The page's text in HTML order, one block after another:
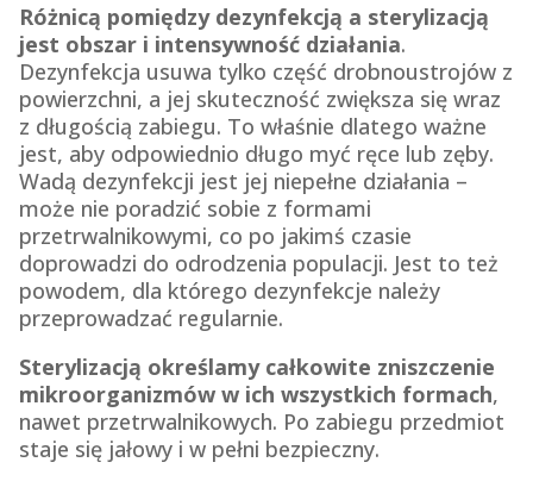
Różnicą pomiędzy dezynfekcją a sterylizacją
jest obszar i intensywność działania.
Dezynfekcja usuwa tylko część drobnoustrojów z
powierzchni, a jej skuteczność zwiększa się wraz
z długością zabiegu. To właśnie dlatego ważne
jest, aby odpowiednio długo myć ręce lub zęby.
Wadą dezynfekcji jest jej niepełne działania –
może nie poradzić sobie z formami
przetrwalnikowymi, co po jakimś czasie
doprowadzi do odrodzenia populacji. Jest to też
powodem, dla którego dezynfekcje należy
przeprowadzać regularnie.
Sterylizacją określamy całkowite zniszczenie
mikroorganizmów w ich wszystkich formach,
nawet przetrwalnikowych. Po zabiegu przedmiot
staje się jałowy i w pełni bezpieczny.